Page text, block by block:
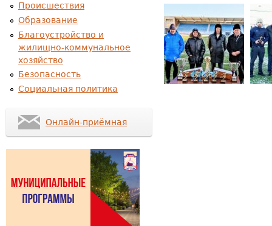
Происшествия
Образование
Благоустройство и
жилищно-коммунальное
хозяйство
Безопасность
Социальная политика
Онлайн-приёмная